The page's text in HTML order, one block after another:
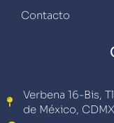
Contacto
Verbena 16-Bis,
de México, CDMX